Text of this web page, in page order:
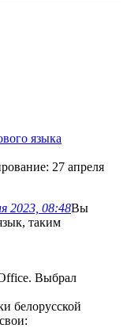
языка
: 27 апреля
2023, 08:48Вы
таким
Выбрал
белорусской